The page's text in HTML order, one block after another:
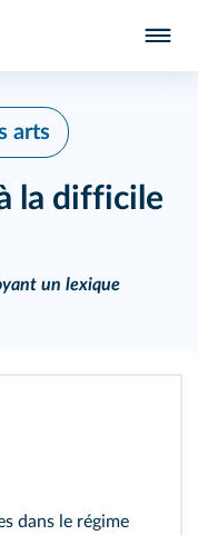
arts
la difficile
un lexique
dans le régime